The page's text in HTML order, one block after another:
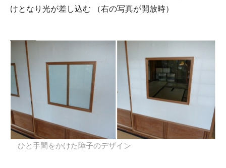
けとなり光が差し込む （右の写真が開放時）
ひと手間をかけた障子のデザイン